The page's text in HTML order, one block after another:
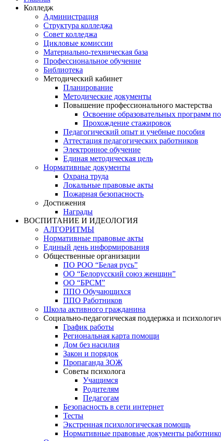
Колледж
Администрация
Структура колледжа
Совет колледжа
Цикловые комиссии
Материально-техническая база
Профессиональное обучение
Библиотека
Методический кабинет
Планирование
Методические документы
Повышение профессионального мастерства
Освоение образовательных программ
Прохождение стажировок
Педагогический опыт и учебные пособия
Аттестация педагогических работников
Электронное обучение
Единая методическая цель
Нормативные документы
Охрана труда
Локальные правовые акты
Пожарная безопасность
Достижения
Награды
ВОСПИТАНИЕ И ИДЕОЛОГИЯ
АЛГОРИТМЫ
Нормативные правовые акты
Единый день информирования
Общественные организации
ПО РОО “Белая русь”
ОО “Белорусский союз женщин”
ОО “БРСМ”
ППО Обучающихся
ППО Работников
Школа активного гражданина
Социально-педагогическая поддержка и
График работы
Региональная карта помощи
Дом без насилия
Закон и порядок
Пропаганда ЗОЖ
Советы психолога
Учащимся
Родителям
Педагогам
Безопасность в сети интернет
Тесты
Экстренная психологическая помощь
Нормативные правовые документы